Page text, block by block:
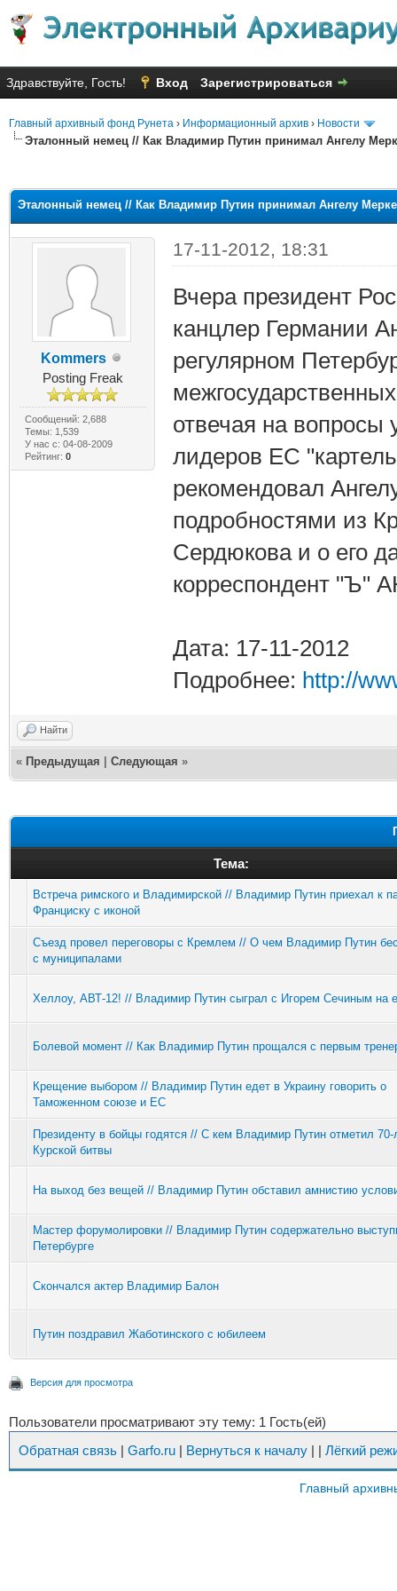
Здравствуйте, Гость! Вход Зарегистрироваться
Главный архивный фонд Рунета › Информационный архив › Новости
Эталонный немец // Как Владимир Путин принимал Ангелу
Эталонный немец // Как Владимир Путин принимал Ангелу
Kommers
Posting Freak
Сообщений: 2,688
Темы: 1,539
У нас с: 04-08-2009
Рейтинг: 0
17-11-2012, 18:31
Вчера президент
канцлер Германии
регулярном
отвечая на вопросы
лидеров ЕС
рекомендовал
подробностями из
Сердюкова и о его
корреспондент
Дата: 17-11-2012
Подробнее: http://
Найти
« Предыдущая Следующая »
Тема:
Встреча римского и Владимирской // Владимир Путин приехал к
Франциску с иконой
Съезд провел переговоры с Кремлем // О чем Владимир Путин
с муниципалами
Хеллоу, АВТ-12! // Владимир Путин сыграл с Игорем Сечиным на
Болевой момент // Как Владимир Путин прощался с первым
Крещение выбором // Владимир Путин едет в Украину говорить о
Таможенном союзе и ЕС
Президенту в бойцы годятся // С кем Владимир Путин отметил 70-
Курской битвы
На выход без вещей // Владимир Путин обставил амнистию
Мастер форумолировки // Владимир Путин содержательно
Петербурге
Скончался актер Владимир Балон
Путин поздравил Жаботинского с юбилеем
Версия для просмотра
Пользователи просматривают эту тему: 1 Гость(ей)
Обратная связь | Garfo.ru | Вернуться к началу | | Лёгкий
Главный